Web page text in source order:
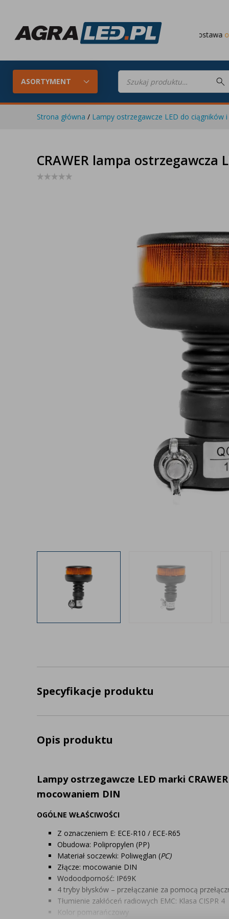
Darmowa dostawa od 649 PLN
ASORTYMENT
Wyszukiwarka
produktów
Konfigurator LED
Skompletuj oświetlenie LED do
swojego ciągnika
Lampy
Lampy
pozycyjne
Oświetlenie
wewnętrze
Oferty
LED
Inne
Kontakt
Strona główna / Lampy ostrzegawcze LED do ciągników
CRAWER lampa ostrzegawcza
Specyfikacje produktu
Opis produktu
Lampy ostrzegawcze LED marki
mocowaniem DIN
OGÓLNE WŁAŚCIWOŚCI
Z oznaczeniem E: ECE-R10 / ECE-R65
Obudowa: Polipropylen (PP)
Materiał soczewki: Poliwęglan (PC)
Złącze: mocowanie DIN
Wodoodporność: IP69K
4 tryby błysków – przełączanie za pomocą
Tłumienie zakłóceń radiowych EMC: Klasa CISPR 4
Kolor pomarańczowy